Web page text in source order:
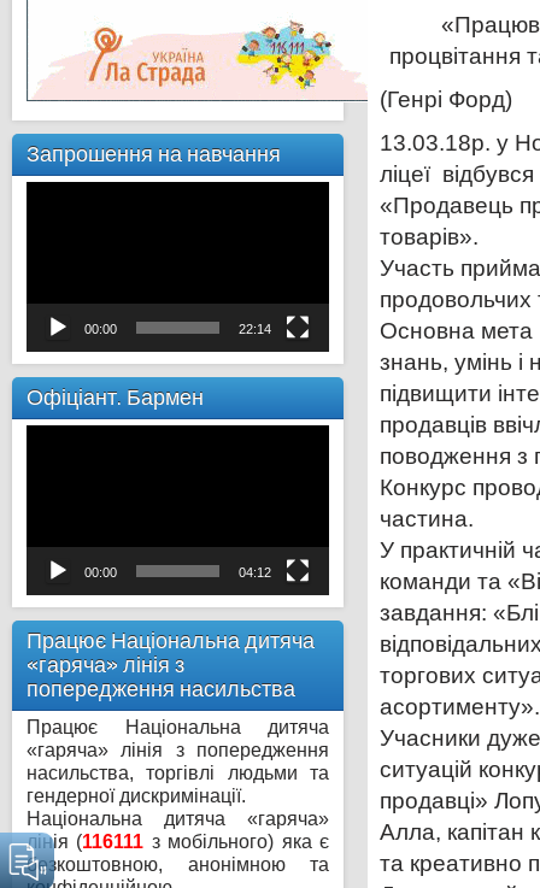
Запрошення на навчання
00:00 22:14
Офіціант. Бармен
00:00 04:12
Працює Національна дитяча
«гаряча» лінія з
попередження насильства
Працює Національна дитяча
«гаряча» лінія з попередження
насильства, торгівлі людьми та
гендерної дискримінації.
Національна дитяча «гаряча»
лінія (116111 з мобільного) яка є
безкоштовною, анонімною та
процвітання
(Генрі Форд)
13.03.18р. у
ліцеї
«Продавець
товарів».
Участь
продовольчих
Основна мета
знань, умінь і
підвищити
продавців
поводження з
Конкурс
частина.
У практичній
команди та
завдання:
торгових
асортименту».
Учасники
ситуацій
продавці»
Алла, капітан
та креативно